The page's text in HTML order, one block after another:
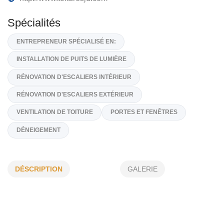
(581) 888-0832
Spécialités
ENTREPRENEUR SPÉCIALISÉ EN:
RÉNOVATION D'ESCALIERS INTÉRIEUR
DÉSCRIPTION GALERIE